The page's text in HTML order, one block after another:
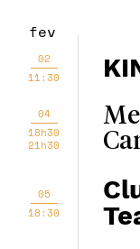
fev
02
11:30
04
18h30
21h30
05
18:30